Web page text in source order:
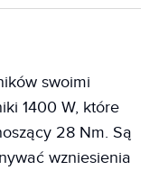
swoimi
1400 W, które
28 Nm. Są
wzniesienia